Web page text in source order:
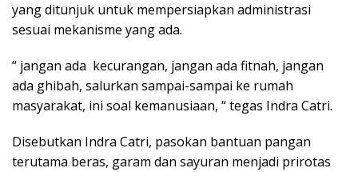
yang ditunjuk untuk mempersiapkan administrasi
sesuai mekanisme yang ada.
“ jangan ada kecurangan, jangan ada fitnah, jangan
ada ghibah, salurkan sampai-sampai ke rumah
masyarakat, ini soal kemanusiaan, “ tegas Indra Catri.
Disebutkan Indra Catri, pasokan bantuan pangan
terutama beras, garam dan sayuran menjadi prirotas